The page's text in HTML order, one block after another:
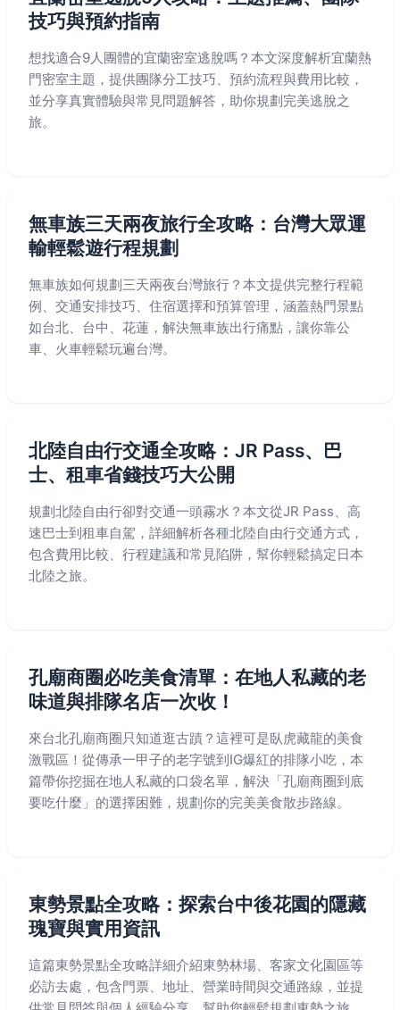
技巧與預約指南
想找適合9人團體的宜蘭密室逃脫嗎？本文深度解析宜蘭熱
門密室主題，提供團隊分工技巧、預約流程與費用比較，
並分享真實體驗與常見問題解答，助你規劃完美逃脫之
旅。
無車族三天兩夜旅行全攻略：台灣大眾運
輸輕鬆遊行程規劃
無車族如何規劃三天兩夜台灣旅行？本文提供完整行程範
例、交通安排技巧、住宿選擇和預算管理，涵蓋熱門景點
如台北、台中、花蓮，解決無車族出行痛點，讓你靠公
車、火車輕鬆玩遍台灣。
北陸自由行交通全攻略：JR Pass、巴
士、租車省錢技巧大公開
規劃北陸自由行卻對交通一頭霧水？本文從JR Pass、高
速巴士到租車自駕，詳細解析各種北陸自由行交通方式，
包含費用比較、行程建議和常見陷阱，幫你輕鬆搞定日本
北陸之旅。
孔廟商圈必吃美食清單：在地人私藏的老
味道與排隊名店一次收！
來台北孔廟商圈只知道逛古蹟？這裡可是臥虎藏龍的美食
激戰區！從傳承一甲子的老字號到IG爆紅的排隊小吃，本
篇帶你挖掘在地人私藏的口袋名單，解決「孔廟商圈到底
要吃什麼」的選擇困難，規劃你的完美美食散步路線。
東勢景點全攻略：探索台中後花園的隱藏
瑰寶與實用資訊
這篇東勢景點全攻略詳細介紹東勢林場、客家文化園區等
必訪去處，包含門票、地址、營業時間與交通路線，並提